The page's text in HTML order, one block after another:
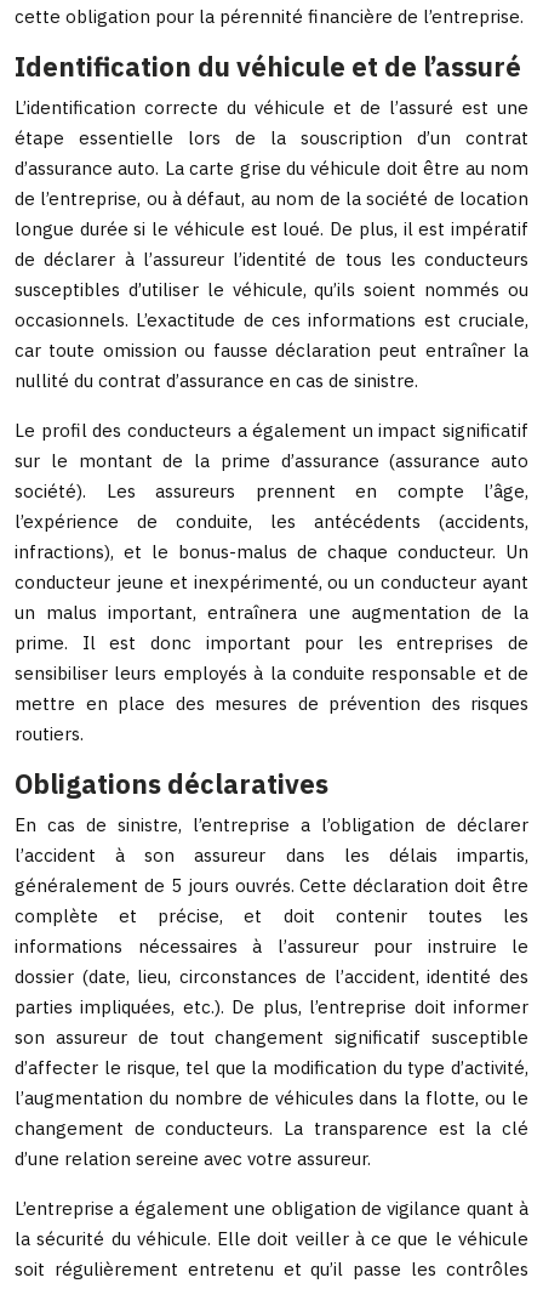
cette obligation pour la pérennité financière de l’entreprise.
Identification du véhicule et de l’assuré
L’identification correcte du véhicule et de l’assuré est une
étape essentielle lors de la souscription d’un contrat
d’assurance auto. La carte grise du véhicule doit être au nom
de l’entreprise, ou à défaut, au nom de la société de location
longue durée si le véhicule est loué. De plus, il est impératif
de déclarer à l’assureur l’identité de tous les conducteurs
susceptibles d’utiliser le véhicule, qu’ils soient nommés ou
occasionnels. L’exactitude de ces informations est cruciale,
car toute omission ou fausse déclaration peut entraîner la
nullité du contrat d’assurance en cas de sinistre.
Le profil des conducteurs a également un impact significatif
sur le montant de la prime d’assurance (assurance auto
société). Les assureurs prennent en compte l’âge,
l’expérience de conduite, les antécédents (accidents,
infractions), et le bonus-malus de chaque conducteur. Un
conducteur jeune et inexpérimenté, ou un conducteur ayant
un malus important, entraînera une augmentation de la
prime. Il est donc important pour les entreprises de
sensibiliser leurs employés à la conduite responsable et de
mettre en place des mesures de prévention des risques
routiers.
Obligations déclaratives
En cas de sinistre, l’entreprise a l’obligation de déclarer
l’accident à son assureur dans les délais impartis,
généralement de 5 jours ouvrés. Cette déclaration doit être
complète et précise, et doit contenir toutes les
informations nécessaires à l’assureur pour instruire le
dossier (date, lieu, circonstances de l’accident, identité des
parties impliquées, etc.). De plus, l’entreprise doit informer
son assureur de tout changement significatif susceptible
d’affecter le risque, tel que la modification du type d’activité,
l’augmentation du nombre de véhicules dans la flotte, ou le
changement de conducteurs. La transparence est la clé
d’une relation sereine avec votre assureur.
L’entreprise a également une obligation de vigilance quant à
la sécurité du véhicule. Elle doit veiller à ce que le véhicule
soit régulièrement entretenu et qu’il passe les contrôles